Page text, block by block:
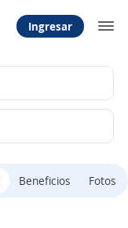
Ingresar
Beneficios Fotos